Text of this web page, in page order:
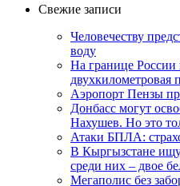
Свежие записи
Человечеству
воду
На границе России
двухкилометровая
Аэропорт Пензы
Донбасс могут
Нахушев. Но это
Атаки БПЛА:
В Кыргызстане
среди них – двое
Мегаполис без